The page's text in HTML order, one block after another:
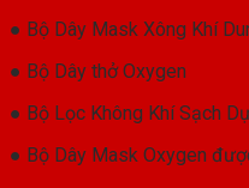
● Bộ Dây Mask Xông Khí
● Bộ Dây thở Oxygen
● Bộ Lọc Không Khí Sạch
● Bộ Dây Mask Oxygen